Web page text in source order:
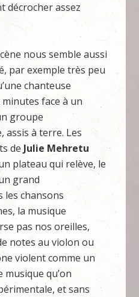
décrocher assez
nous semble aussi
par exemple très peu
chanteuse
face à un
groupe
assis à terre. Les
de Julie Mehretu
plateau qui relève, le
grand
les chansons
la musique
pas nos oreilles,
notes au violon ou
violent comme un
musique qu’on
et sans